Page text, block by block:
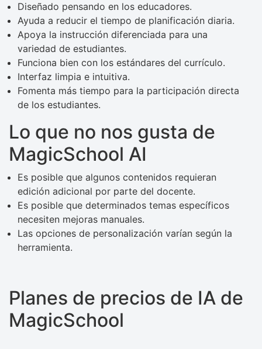
Diseñado pensando en los educadores.
Ayuda a reducir el tiempo de planificación diaria.
Apoya la instrucción diferenciada para una
variedad de estudiantes.
Funciona bien con los estándares del currículo.
Interfaz limpia e intuitiva.
Fomenta más tiempo para la participación directa
de los estudiantes.
Lo que no nos gusta de
MagicSchool AI
Es posible que algunos contenidos requieran
edición adicional por parte del docente.
Es posible que determinados temas específicos
necesiten mejoras manuales.
Las opciones de personalización varían según la
herramienta.
Planes de precios de IA de
MagicSchool